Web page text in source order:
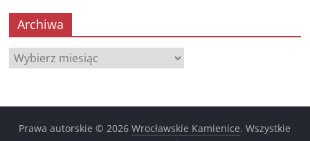
Archiwa
Archiwa
Prawa autorskie © 2026Wrocławskie Kamienice. Wszystkie